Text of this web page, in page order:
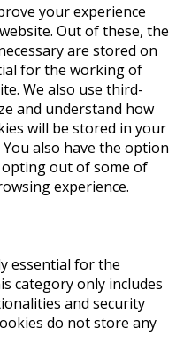
your experience
Out of these, the
are stored on
for the working of
We also use third-
and understand how
will be stored in your
also have the option
out of some of
experience.
essential for the
category only includes
and security
do not store any